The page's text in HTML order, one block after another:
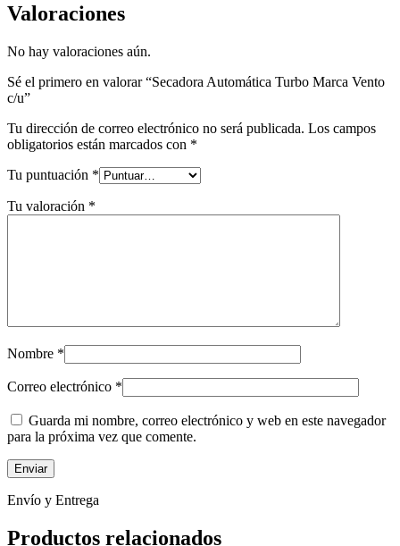
Valoraciones
No hay valoraciones aún.
Sé el primero en valorar “Secadora Automática Turbo Marca Vento
c/u”
Tu dirección de correo electrónico no será publicada. Los campos
obligatorios están marcados con *
Tu puntuación *
Tu valoración *
Nombre *
Correo electrónico *
Guarda mi nombre, correo electrónico y web en este navegador
para la próxima vez que comente.
Envío y Entrega
Productos relacionados